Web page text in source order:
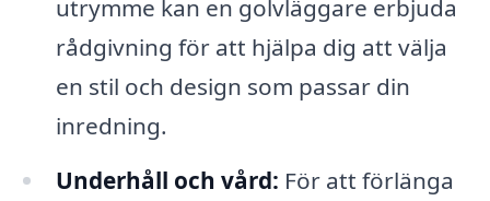
utrymme kan en golvläggare erbjuda
rådgivning för att hjälpa dig att välja
en stil och design som passar din
inredning.
Underhåll och vård: För att förlänga